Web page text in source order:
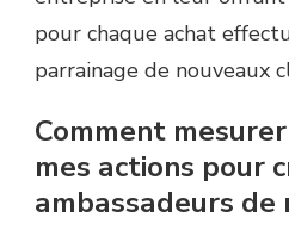
pour chaque achat
parrainage de nouveaux
Comment
mes actions pour
ambassadeurs de